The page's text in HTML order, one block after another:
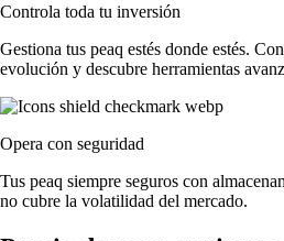
Controla toda tu inversión
Gestiona tus peaq estés donde estés.
evolución y descubre herramientas
Opera con seguridad
Tus peaq siempre seguros con
no cubre la volatilidad del mercado.